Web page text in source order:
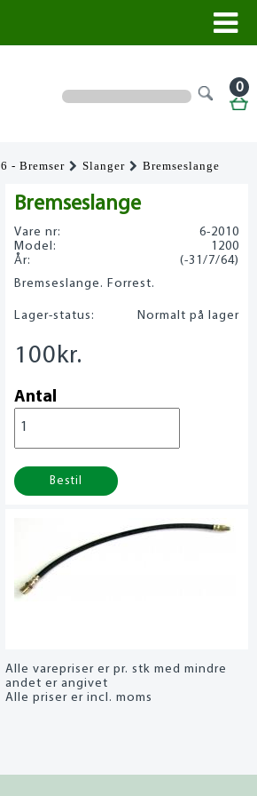
0
6 - Bremser Slanger Bremseslange
Bremseslange
Vare nr:
6-2010
Model:
1200
År:
(-31/7/64)
Bremseslange. Forrest.
Lager-status: Normalt på lager
100 kr.
Antal
Bestil
Alle varepriser er pr. stk med mindre
andet er angivet
Alle priser er incl. moms